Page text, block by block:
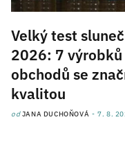
Velký test
2026: 7 výrobků
obchodů se
kvalitou
odJANA DUCHOŇOVÁ 7. 8.